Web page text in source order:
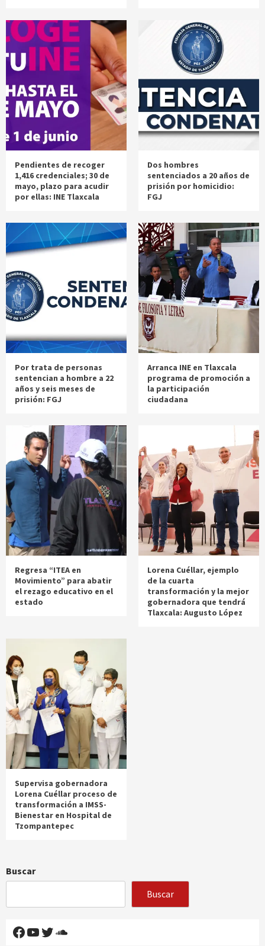
Pendientes de recoger
1,416 credenciales; 30 de
mayo, plazo para acudir
por ellas: INE Tlaxcala
Dos hombres
sentenciados a 20 años de
prisión por homicidio:
FGJ
Por trata de personas
sentencian a hombre a 22
años y seis meses de
prisión: FGJ
Arranca INE en Tlaxcala
programa de promoción a
la participación
ciudadana
Regresa “ITEA en
Movimiento” para abatir
el rezago educativo en el
estado
Lorena Cuéllar, ejemplo
de la cuarta
transformación y la mejor
gobernadora que tendrá
Tlaxcala: Augusto López
Supervisa gobernadora
Lorena Cuéllar proceso de
transformación a IMSS-
Bienestar en Hospital de
Tzompantepec
Buscar
Buscar
Facebook
YouTube
Twitter
SoundCloud